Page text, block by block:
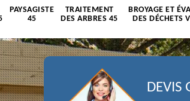
PAYSAGISTE
45
TRAITEMENT
DES ARBRES 45
BROYAGE ET
DES DÉCHETS
DEVIS